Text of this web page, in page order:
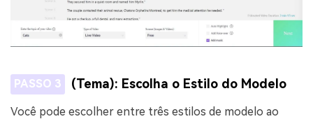
PASSO 3 (Tema): Escolha o Estilo do Modelo
Você pode escolher entre três estilos de modelo ao